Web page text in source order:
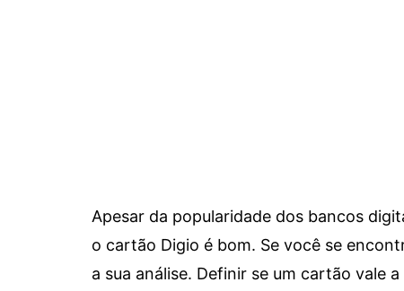
Apesar da popularidade dos bancos
o cartão Digio é bom. Se você se
a sua análise. Definir se um cartão vale